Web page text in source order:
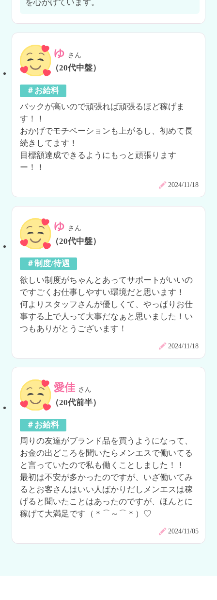
を心がけています。
ゆ さん
（20代中盤）
＃お給料
バックが高いので頑張れば頑張るほど稼げま
す！！
おかげでモチベーションも上がるし、初めて長
続きしてます！
目標額達成できるようにもっと頑張ります
ー！！
2024/11/18
ゆ さん
（20代中盤）
＃制度/待遇
欲しい制度がちゃんとあってサポートがいいの
ですごくお仕事しやすい環境だと思います！
何よりスタッフさんが優しくて、やっぱりお仕
事する上で人って大事だなぁと思いました！い
つもありがとうございます！
2024/11/18
愛佳 さん
（20代前半）
＃お給料
周りの友達がブランド品を買うようになって、
お金の出どころを聞いたらメンエスで働いてる
と言っていたので私も働くことしました！！
最初は不安が多かったのですが、いざ働いてみ
るとお客さんはいい人ばかりだしメンエスは稼
げると聞いたことはあったのですが、ほんとに
稼げて大満足です（＊⌒～⌒＊）♡
2024/11/05